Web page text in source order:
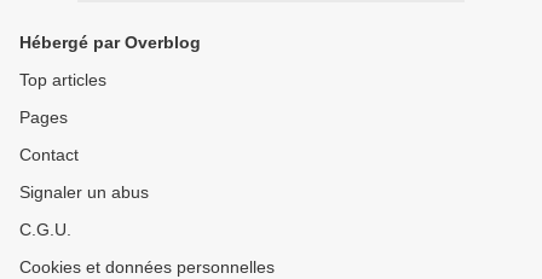
Hébergé par Overblog
Top articles
Pages
Contact
Signaler un abus
C.G.U.
Cookies et données personnelles